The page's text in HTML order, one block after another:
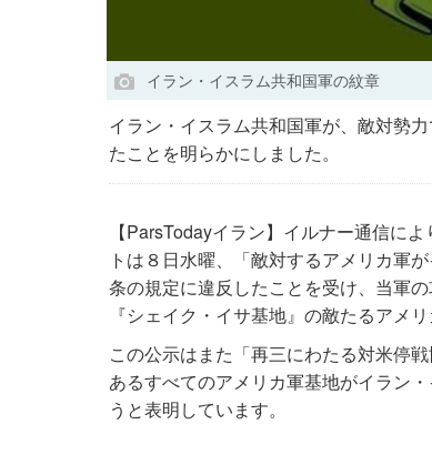
イラン・イスラム共和国軍の紋章
イラン・イスラム共和国軍が、敵対勢
たことを明らかにしました。
【ParsTodayイラン】イルナー通信に
トは８日水曜、「敵対するアメリカ軍
条の規定に違反したことを受け、当軍
『シェイク・イサ基地』の敵たるアメ
この公示はまた「再三にわたる対米停
あるすべてのアメリカ軍基地がイラン
うと表明しています。